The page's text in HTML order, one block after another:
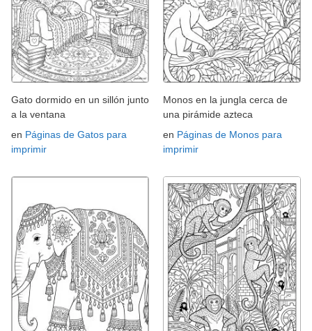
Gato dormido en un sillón junto
a la ventana
en Páginas de Gatos para
imprimir
Monos en la jungla cerca de
una pirámide azteca
en Páginas de Monos para
imprimir